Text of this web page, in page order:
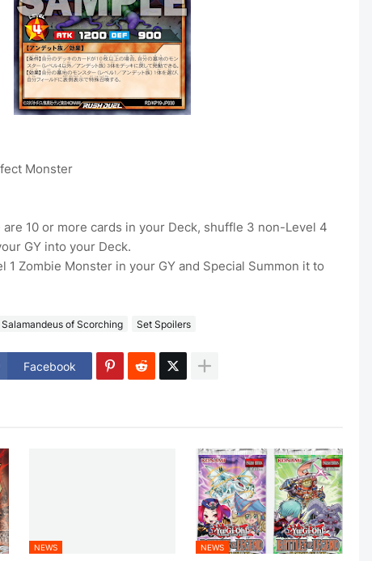
Monster
are 10 or more cards in your Deck, shuffle 3 non-Level 4
GY into your Deck.
1 Zombie Monster in your GY and Special Summon it to
Salamandeus of Scorching Set Spoilers
Facebook
NEWS NEWS